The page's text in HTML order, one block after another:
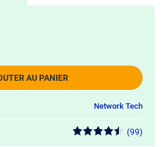
AU PANIER
Network Tech
(99)